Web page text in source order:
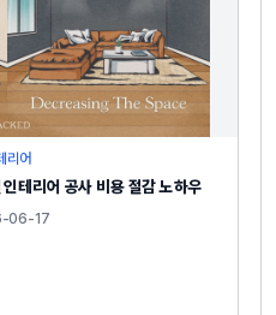
리어
테리어 공사 비용 절감 노하우
06-17